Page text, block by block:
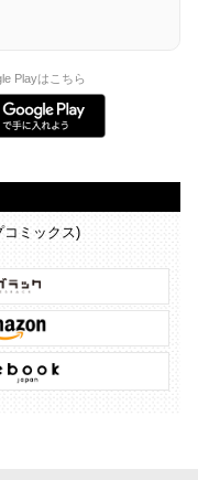
Playはこちら
ミックス)